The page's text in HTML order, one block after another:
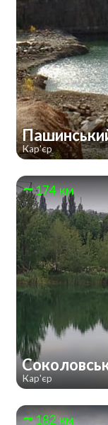
Кар'єр
174 км
Кар'єр
182 км